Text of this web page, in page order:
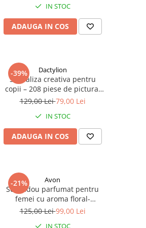
IN STOC
ADAUGA IN COS
-39% Dactylion
Set valiza creativa pentru
copii – 208 piese de pictura,
desen si colorat, 3+, culori
acuarele, pasteluri si accesorii
artistice, in cutie portabila cu
maner + parfum fruct
129,00 Lei79,00 Lei
IN STOC
ADAUGA IN COS
-21% Avon
Set cadou parfumat pentru
femei cu aroma floral-
orientala, apa de parfum 50
125,00 Lei99,00 Lei
IN STOC